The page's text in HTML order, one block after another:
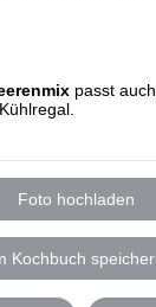
passt
Foto hochladen
Kochbuch